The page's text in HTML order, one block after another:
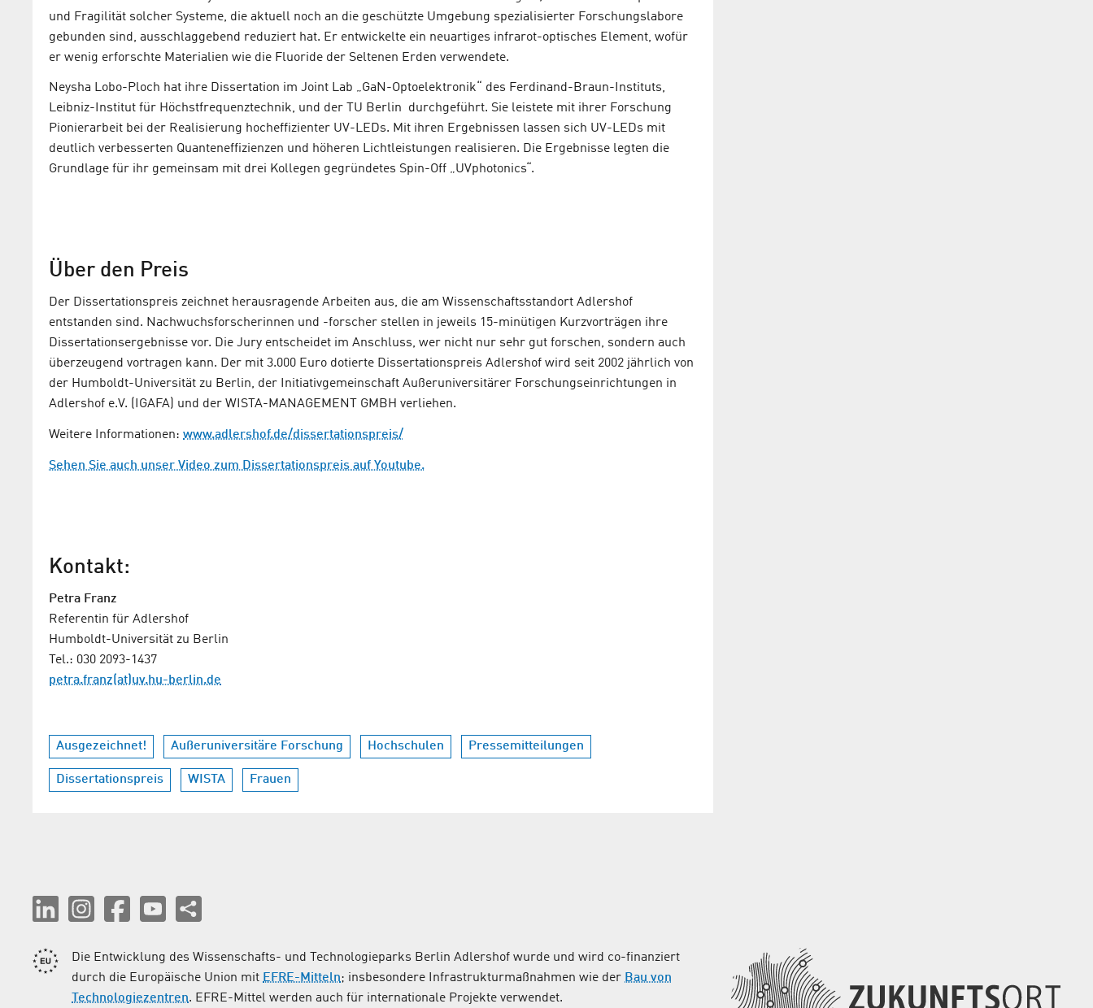
und Fragilität solcher Systeme, die aktuell noch an die geschützte Umgebung spezialisierter Forschungslabore
gebunden sind, ausschlaggebend reduziert hat. Er entwickelte ein neuartiges infrarot-optisches Element, wofür
er wenig erforschte Materialien wie die Fluoride der Seltenen Erden verwendete.
Neysha Lobo-Ploch hat ihre Dissertation im Joint Lab „GaN-Optoelektronik“ des Ferdinand-Braun-Instituts,
Leibniz-Institut für Höchstfrequenztechnik, und der TU Berlin durchgeführt. Sie leistete mit ihrer Forschung
Pionierarbeit bei der Realisierung hocheffizienter UV-LEDs. Mit ihren Ergebnissen lassen sich UV-LEDs mit
deutlich verbesserten Quanteneffizienzen und höheren Lichtleistungen realisieren. Die Ergebnisse legten die
Grundlage für ihr gemeinsam mit drei Kollegen gegründetes Spin-Off „UVphotonics“.
Über den Preis
Der Dissertationspreis zeichnet herausragende Arbeiten aus, die am Wissenschaftsstandort Adlershof
entstanden sind. Nachwuchsforscherinnen und -forscher stellen in jeweils 15-minütigen Kurzvorträgen ihre
Dissertationsergebnisse vor. Die Jury entscheidet im Anschluss, wer nicht nur sehr gut forschen, sondern auch
überzeugend vortragen kann. Der mit 3.000 Euro dotierte Dissertationspreis Adlershof wird seit 2002 jährlich von
der Humboldt-Universität zu Berlin, der Initiativgemeinschaft Außeruniversitärer Forschungseinrichtungen in
Adlershof e.V. (IGAFA) und der WISTA-MANAGEMENT GMBH verliehen.
Weitere Informationen: www.adlershof.de/dissertationspreis/
Sehen Sie auch unser Video zum Dissertationspreis auf Youtube.
Kontakt:
Petra Franz
Referentin für Adlershof
Humboldt-Universität zu Berlin
Tel.: 030 2093-1437
petra.franz(at)uv.hu-berlin.de
Ausgezeichnet! Außeruniversitäre Forschung Hochschulen Pressemitteilungen
Dissertationspreis WISTA Frauen
Die Entwicklung des Wissenschafts- und Technologieparks Berlin Adlershof wurde und wird co-finanziert
durch die Europäische Union mit EFRE-Mitteln; insbesondere Infrastrukturmaßnahmen wie der Bau von
Technologiezentren. EFRE-Mittel werden auch für internationale Projekte verwendet.